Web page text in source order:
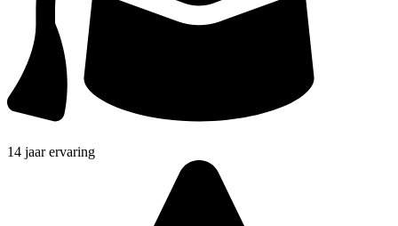
14 jaar ervaring